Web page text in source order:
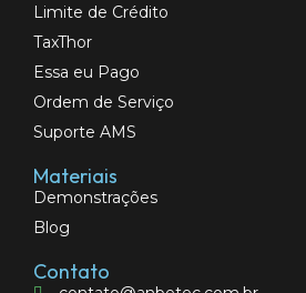
Limite de Crédito
TaxThor
Essa eu Pago
Ordem de Serviço
Suporte AMS
Materiais
Demonstrações
Blog
Contato